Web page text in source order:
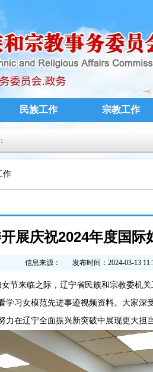
民族工作 宗教工作
作
展庆祝2024年度国
信息来源： 发布时间：2024-03-13
节来临之际， 辽宁省民族和宗教委机关
习女模范先进事迹视频资料。 大家深
在辽宁全面振兴新突破中展现更大担